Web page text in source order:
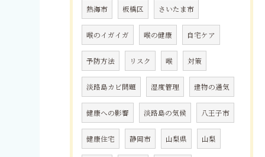
熱海市 板橋区 さいたま市
喉のイガイガ 喉の健康 自宅ケア
予防方法 リスク 喉 対策
淡路島カビ問題 湿度管理 建物の通気
健康への影響 淡路島の気候 八王子市
健康住宅 静岡市 山梨県 山梨